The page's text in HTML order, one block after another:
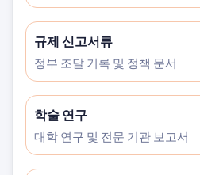
규제 신고서류
정부 조달 기록 및 정책 문서
학술 연구
대학 연구 및 전문 기관 보고서